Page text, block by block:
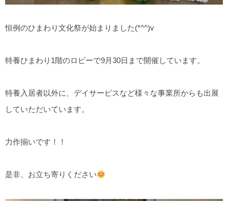
恒例のひまわり文化祭が始まりました(*^^)v
特養ひまわり1階のロビーで9月30日まで開催しています。
特養入居者以外に、デイサービスなど様々な事業所からも出展
していただいています。
力作揃いです！！
是非、お立ち寄りください